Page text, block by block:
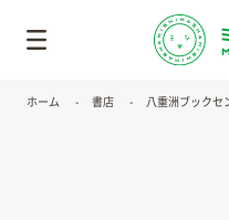
ホーム 書店 八重洲ブック